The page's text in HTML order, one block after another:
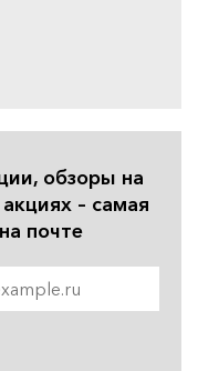
обзоры на
– самая
почте